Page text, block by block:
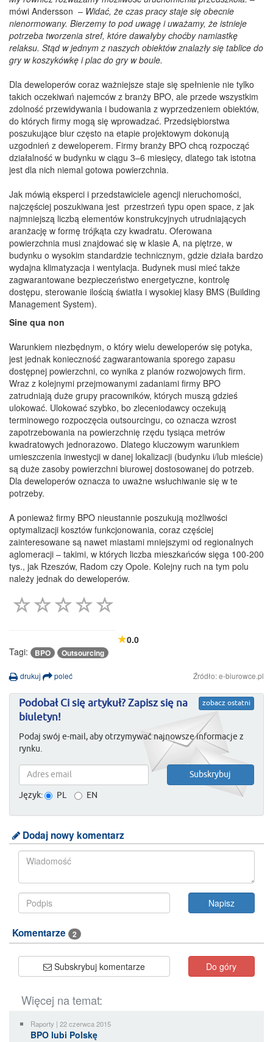
mówi Andersson – Widać, że czas pracy staje się obecnie
nienormowany. Bierzemy to pod uwagę i uważamy, że istnieje
potrzeba tworzenia stref, które dawałyby choćby namiastkę
relaksu. Stąd w jednym z naszych obiektów znalazły się tablice do
gry w koszykówkę i plac do gry w boule.
Dla deweloperów coraz ważniejsze staje się spełnienie nie tylko
takich oczekiwań najemców z branży BPO, ale przede wszystkim
zdolność przewidywania i budowania z wyprzedzeniem obiektów,
do których firmy mogą się wprowadzać. Przedsiębiorstwa
poszukujące biur często na etapie projektowym dokonują
uzgodnień z deweloperem. Firmy branży BPO chcą rozpocząć
działalność w budynku w ciągu 3–6 miesięcy, dlatego tak istotna
jest dla nich niemal gotowa powierzchnia.
Jak mówią eksperci i przedstawiciele agencji nieruchomości,
najczęściej poszukiwana jest przestrzeń typu open space, z jak
najmniejszą liczbą elementów konstrukcyjnych utrudniających
aranżację w formę trójkąta czy kwadratu. Oferowana
powierzchnia musi znajdować się w klasie A, na piętrze, w
budynku o wysokim standardzie technicznym, gdzie działa bardzo
wydajna klimatyzacja i wentylacja. Budynek musi mieć także
zagwarantowane bezpieczeństwo energetyczne, kontrolę
dostępu, sterowanie ilością światła i wysokiej klasy BMS (Building
Management System).
Sine qua non
Warunkiem niezbędnym, o który wielu deweloperów się potyka,
jest jednak konieczność zagwarantowania sporego zapasu
dostępnej powierzchni, co wynika z planów rozwojowych firm.
Wraz z kolejnymi przejmowanymi zadaniami firmy BPO
zatrudniają duże grupy pracowników, których muszą gdzieś
ulokować. Ulokować szybko, bo zleceniodawcy oczekują
terminowego rozpoczęcia outsourcingu, co oznacza wzrost
zapotrzebowania na powierzchnię rzędu tysiąca metrów
kwadratowych jednorazowo. Dlatego kluczowym warunkiem
umieszczenia inwestycji w danej lokalizacji (budynku i/lub mieście)
są duże zasoby powierzchni biurowej dostosowanej do potrzeb.
Dla deweloperów oznacza to uważne wsłuchiwanie się w te
potrzeby.
A ponieważ firmy BPO nieustannie poszukują możliwości
optymalizacji kosztów funkcjonowania, coraz częściej
zainteresowane są nawet miastami mniejszymi od regionalnych
aglomeracji – takimi, w których liczba mieszkańców sięga 100-200
tys., jak Rzeszów, Radom czy Opole. Kolejny ruch na tym polu
należy jednak do deweloperów.
0.0
Tagi:
BPO Outsourcing
drukuj poleć Źródło: e-biurowce.pl
zobacz ostatni
Podobał Ci się artykuł? Zapisz się na
biuletyn!
Podaj swój e-mail, aby otrzymywać najnowsze informacje z
rynku.
Język: PL EN
Dodaj nowy komentarz
Komentarze 2
Subskrybuj komentarze Do góry
Więcej na temat:
Raporty | 22 czerwca 2015
BPO lubi Polskę